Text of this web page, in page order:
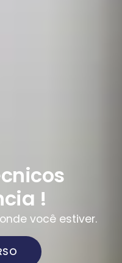
!
você estiver.